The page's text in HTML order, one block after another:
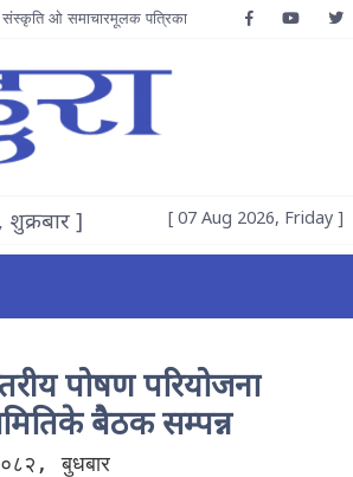
संस्कृति ओ समाचारमूलक पत्रिका
शुक्रबार ] [ 07 Aug 2026, Friday ]
पोषण परियोजना
बैठक सम्पन्न
बुधबार